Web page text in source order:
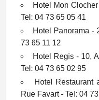
Hotel Mon
Tel: 04 73 65 05 41
Hotel Panorama -
73 65 11 12
Hotel Regis - 10,
Tel: 04 73 65 02 95
Hotel Restaurant
Rue Favart - Tel: 04